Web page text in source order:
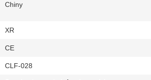
Chiny
XR
CE
CLF-028